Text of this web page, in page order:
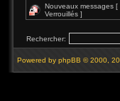
Nouveaux messages [
Verrouillés ]
Rechercher:
Powered by phpBB © 2000,